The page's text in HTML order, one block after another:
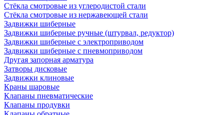
Стёкла смотровые из углеродистой стали
Стёкла смотровые из нержавеющей стали
Задвижки шиберные
Задвижки шиберные ручные (штурвал, редуктор)
Задвижки шиберные с электроприводом
Задвижки шиберные с пневмоприводом
Другая запорная арматура
Затворы дисковые
Задвижки клиновые
Краны шаровые
Клапаны пневматические
Клапаны продувки